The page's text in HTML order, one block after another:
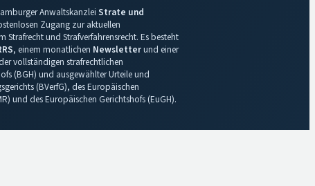
Anwaltskanzlei Strate und
Zugang zur aktuellen
und Strafverfahrensrecht. Es besteht
, einem monatlichen Newsletterund einer
vollständigen strafrechtlichen
(BGH) und ausgewählter Urteile und
(BVerfG), des Europäischen
und des Europäischen Gerichtshofs (EuGH).